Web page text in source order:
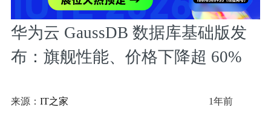
华为云 GaussDB 数据库基础版发
布：旗舰性能、价格下降超 60%
来源： IT之家 1年前